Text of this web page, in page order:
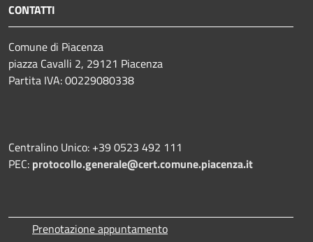
CONTATTI
Comune di Piacenza
piazza Cavalli 2, 29121 Piacenza
Partita IVA: 00229080338
Centralino Unico: +39 0523 492 111
PEC: protocollo.generale@cert.comune.piacenza.it
Prenotazione appuntamento